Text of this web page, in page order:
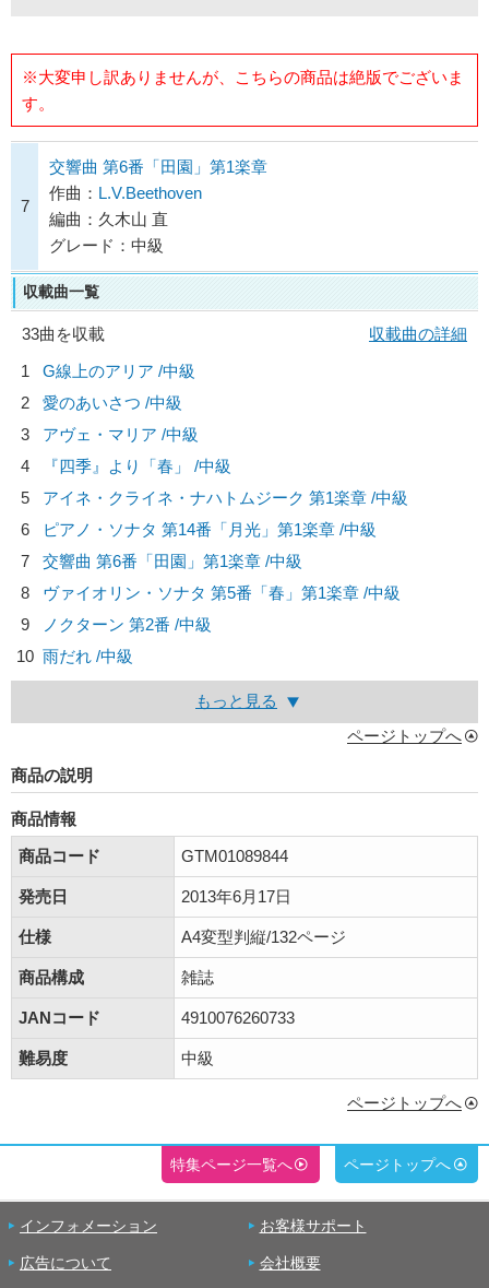
※大変申し訳ありませんが、こちらの商品は絶版でございま
す。
7
交響曲 第6番「田園」第1楽章
作曲： L.V.Beethoven
編曲：久木山 直
グレード：中級
収載曲一覧
33曲を収載
収載曲の詳細
1
G線上のアリア /中級
2
愛のあいさつ /中級
3
アヴェ・マリア /中級
4
『四季』より「春」 /中級
5
アイネ・クライネ・ナハトムジーク 第1楽章 /中級
6
ピアノ・ソナタ 第14番「月光」第1楽章 /中級
7
交響曲 第6番「田園」第1楽章 /中級
8
ヴァイオリン・ソナタ 第5番「春」第1楽章 /中級
9
ノクターン 第2番 /中級
10 雨だれ /中級
もっと見る
ページトップへ
商品の説明
商品情報
商品コード
GTM01089844
発売日 2013年6月17日
仕様 A4変型判縦/132ページ
商品構成 雑誌
JANコード 4910076260733
難易度 中級
ページトップへ
特集ページ一覧へ ページトップへ
インフォメーション お客様サポート
広告について 会社概要